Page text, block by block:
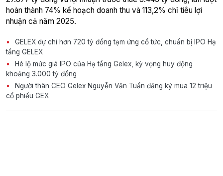
hoàn thành 74% kế hoạch doanh thu và 113,2% chỉ tiêu lợi
nhuận cả năm 2025.
GELEX dự chi hơn 720 tỷ đồng tạm ứng cổ tức, chuẩn bị IPO Hạ
tầng GELEX
Hé lộ mức giá IPO của Hạ tầng Gelex, kỳ vọng huy động
khoảng 3.000 tỷ đồng
Người thân CEO Gelex Nguyễn Văn Tuấn đăng ký mua 12 triệu
cổ phiếu GEX